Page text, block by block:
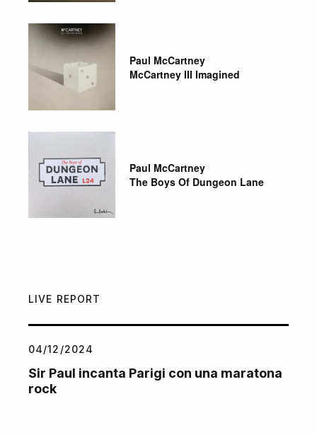
Paul McCartney
McCartney III Imagined
Paul McCartney
The Boys Of Dungeon Lane
LIVE REPORT
04/12/2024
Sir Paul incanta Parigi con una maratona
rock